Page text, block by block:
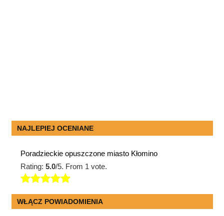
NAJLEPIEJ OCENIANE
Poradzieckie opuszczone miasto Kłomino
Rating:5.0/5. From 1 vote.
WŁĄCZ POWIADOMIENIA